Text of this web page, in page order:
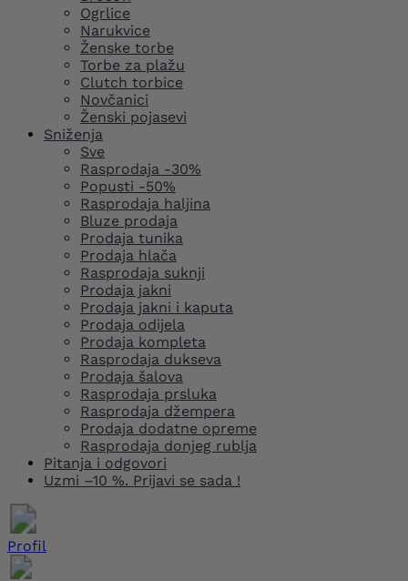
Ogrlice
Narukvice
Ženske torbe
Torbe za plažu
Clutch torbice
Novčanici
Ženski pojasevi
Sniženja
Sve
Rasprodaja -30%
Popusti -50%
Rasprodaja haljina
Bluze prodaja
Prodaja tunika
Prodaja hlača
Rasprodaja suknji
Prodaja jakni
Prodaja jakni i kaputa
Prodaja odijela
Prodaja kompleta
Rasprodaja dukseva
Prodaja šalova
Rasprodaja prsluka
Rasprodaja džempera
Prodaja dodatne opreme
Rasprodaja donjeg rublja
Pitanja i odgovori
Uzmi –10 %. Prijavi se sada !
Profil